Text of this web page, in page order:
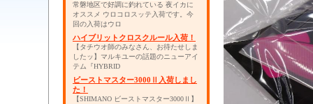
常磐地区で好調に釣れている 夜イカに
オススメ ウロコロスッテ入荷です。今
回の入荷はウロ
ハイブリットクロスクルール入荷！
【タチウオ師のみなさん、お待たせしま
したッ】マルキユーの話題のニューアイ
テム『HYBRID
ビーストマスター3000Ⅱ入荷しまし
た！
【SHIMANO ビーストマスター3000Ⅱ】